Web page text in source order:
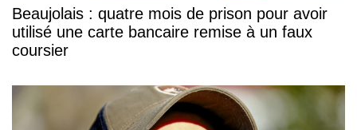
Beaujolais : quatre mois de prison pour avoir
utilisé une carte bancaire remise à un faux
coursier